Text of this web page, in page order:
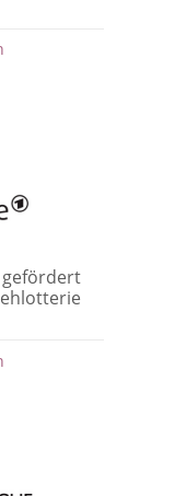
gefördert